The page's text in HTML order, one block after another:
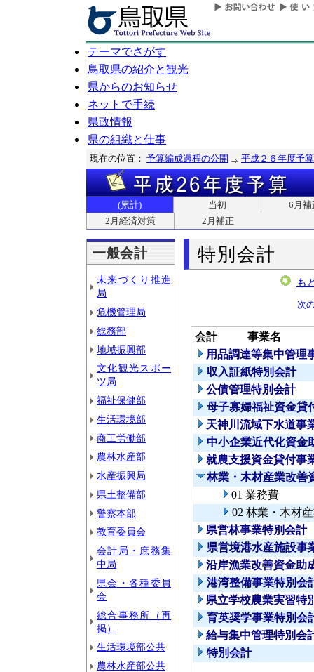
テーマでさがす
鳥取県の紹介と観光
県からのお知らせ
ネットで手続
県政情報
県の組織と仕事
現在の位置： 予算編成過程の公開 平成２６年度予算
(累計) 当初
6月補
2月経済対策
2月補正
一般会計
未来づくり推進
局
危機管理局
総務部
地域振興部
文化観光スポー
ツ局
福祉保健部
生活環境部
商工労働部
農林水産部
水産振興局
県土整備部
警察本部
教育委員会
会計局・庶務集
中局
県会・各種委員
会
総合事務所（再
掲）
生活環境部公共
農林水産部公共
特別会計
も
次
会計
事業名
用品調達等集中管理
収入証紙特別会計
公債管理特別会計
母子寡婦福祉資金貸
天神川流域下水道事
中小企業近代化資金
就農支援資金貸付事
林業・木材産業改善
01 業務費
02 林業・木材
県営林事業特別会計
県営境港水産施設事
沿岸漁業改善資金助
港湾整備事業特別会
県立学校農業実習特
育英奨学事業特別会
給与集中管理特別会
特別会計